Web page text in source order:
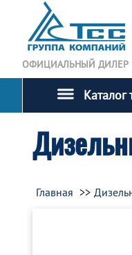
ОФИЦИАЛЬНЫЙ ДИЛЕР
Каталог
Главная